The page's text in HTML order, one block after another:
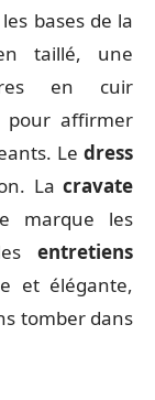
bases de la
taillé, une
en cuir
pour affirmer
Le dress
Lacravate
marque les
entretiens
et élégante,
tomber dans